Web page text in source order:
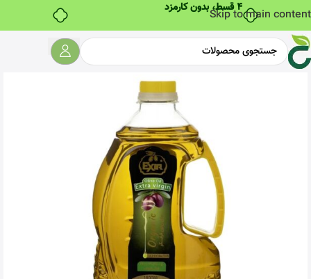
۴ قسط، بدون کارمزد
Skip to main content